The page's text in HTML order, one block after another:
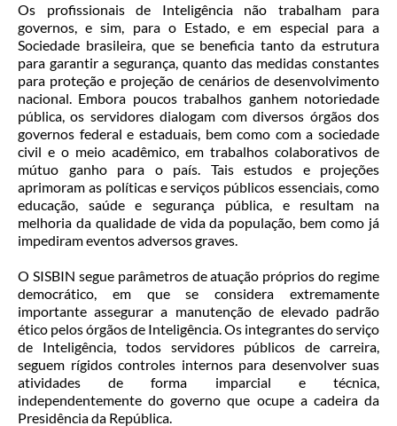
Os profissionais de Inteligência não trabalham para
governos, e sim, para o Estado, e em especial para a
Sociedade brasileira, que se beneficia tanto da estrutura
para garantir a segurança, quanto das medidas constantes
para proteção e projeção de cenários de desenvolvimento
nacional. Embora poucos trabalhos ganhem notoriedade
pública, os servidores dialogam com diversos órgãos dos
governos federal e estaduais, bem como com a sociedade
civil e o meio acadêmico, em trabalhos colaborativos de
mútuo ganho para o país. Tais estudos e projeções
aprimoram as políticas e serviços públicos essenciais, como
educação, saúde e segurança pública, e resultam na
melhoria da qualidade de vida da população, bem como já
impediram eventos adversos graves.
O SISBIN segue parâmetros de atuação próprios do regime
democrático, em que se considera extremamente
importante assegurar a manutenção de elevado padrão
ético pelos órgãos de Inteligência. Os integrantes do serviço
de Inteligência, todos servidores públicos de carreira,
seguem rígidos controles internos para desenvolver suas
atividades de forma imparcial e técnica,
independentemente do governo que ocupe a cadeira da
Presidência da República.